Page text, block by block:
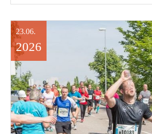
23.06.
2026